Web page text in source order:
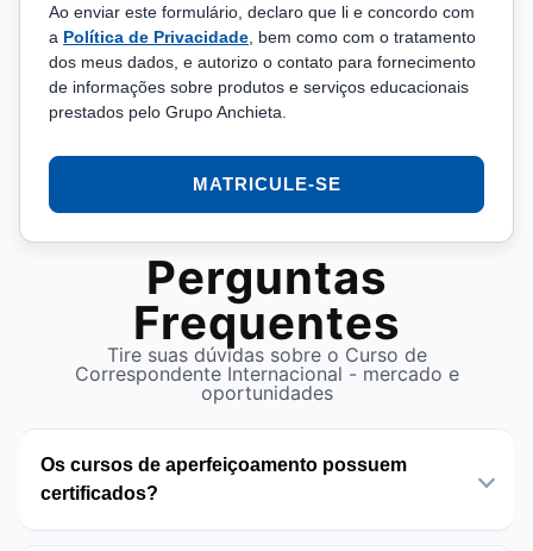
Ao enviar este formulário, declaro que li e concordo com
a Política de Privacidade , bem como com o tratamento
dos meus dados, e autorizo o contato para fornecimento
de informações sobre produtos e serviços educacionais
prestados pelo Grupo Anchieta.
MATRICULE-SE
Perguntas
Frequentes
Tire suas dúvidas sobre o Curso de
Correspondente Internacional - mercado e
oportunidades
Os cursos de aperfeiçoamento possuem
certificados?